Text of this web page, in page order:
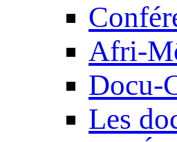
Afri-
Docu-
Les